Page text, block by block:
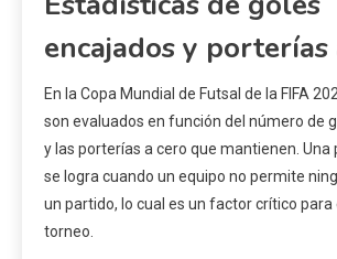
encajados y porterías
En la Copa Mundial de Futsal de la FIFA
son evaluados en función del número de
y las porterías a cero que mantienen. Una
se logra cuando un equipo no permite
un partido, lo cual es un factor crítico para
torneo.